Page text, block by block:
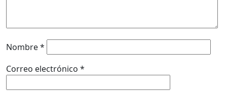
Nombre*
Correo electrónico *